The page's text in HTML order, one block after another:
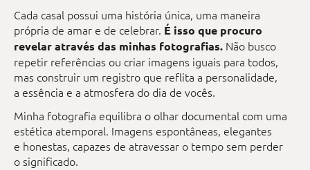
Cada casal possui uma história única, uma maneira
própria de amar e de celebrar. É isso que procuro
revelar através das minhas fotografias. Não busco
repetir referências ou criar imagens iguais para todos,
mas construir um registro que reflita a personalidade,
a essência e a atmosfera do dia de vocês.
Minha fotografia equilibra o olhar documental com uma
estética atemporal. Imagens espontâneas, elegantes
e honestas, capazes de atravessar o tempo sem perder
o significado.